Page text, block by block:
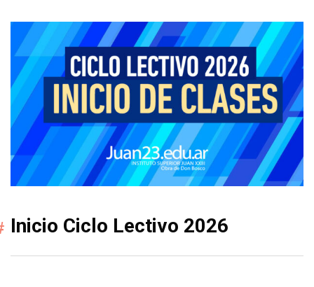
Inicio Ciclo Lectivo 2026